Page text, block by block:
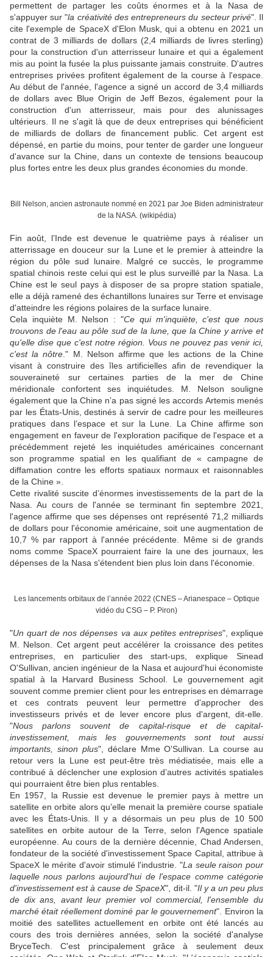
permettent de partager les coûts énormes et à la Nasa de
s'appuyer sur "la créativité des entrepreneurs du secteur privé". Il
cite l'exemple de SpaceX d'Elon Musk, qui a obtenu en 2021 un
contrat de 3 milliards de dollars (2,4 milliards de livres sterling)
pour la construction d'un atterrisseur lunaire et qui a également
mis au point la fusée la plus puissante jamais construite. D'autres
entreprises privées profitent également de la course à l'espace.
Au début de l'année, l'agence a signé un accord de 3,4 milliards
de dollars avec Blue Origin de Jeff Bezos, également pour la
construction d'un atterrisseur, mais pour des alunissages
ultérieurs. Il ne s'agit là que de deux entreprises qui bénéficient
de milliards de dollars de financement public. Cet argent est
dépensé, en partie du moins, pour tenter de garder une longueur
d'avance sur la Chine, dans un contexte de tensions beaucoup
plus fortes entre les deux plus grandes économies du monde.
Bill Nelson, ancien astronaute nommé en 2021 par Joe Biden administrateur
de la NASA. (wikipédia)
Fin août, l’Inde est devenue le quatrième pays à réaliser un
atterrissage en douceur sur la Lune et le premier à atteindre la
région du pôle sud lunaire. Malgré ce succès, le programme
spatial chinois reste celui qui est le plus surveillé par la Nasa. La
Chine est le seul pays à disposer de sa propre station spatiale,
elle a déjà ramené des échantillons lunaires sur Terre et envisage
d'atteindre les régions polaires de la surface lunaire.
Cela inquiète M. Nelson : "Ce qui m'inquiète, c'est que nous
trouvons de l'eau au pôle sud de la lune, que la Chine y arrive et
qu'elle dise que c'est notre région. Vous ne pouvez pas venir ici,
c'est la nôtre ." M. Nelson affirme que les actions de la Chine
visant à construire des îles artificielles afin de revendiquer la
souveraineté sur certaines parties de la mer de Chine
méridionale confortent ses inquiétudes. M. Nelson souligne
également que la Chine n’a pas signé les accords Artemis menés
par les États-Unis, destinés à servir de cadre pour les meilleures
pratiques dans l’espace et sur la Lune. La Chine affirme son
engagement en faveur de l'exploration pacifique de l'espace et a
précédemment rejeté les inquiétudes américaines concernant
son programme spatial en les qualifiant de « campagne de
diffamation contre les efforts spatiaux normaux et raisonnables
de la Chine ».
Cette rivalité suscite d’énormes investissements de la part de la
Nasa. Au cours de l'année se terminant fin septembre 2021,
l'agence affirme que ses dépenses ont représenté 71,2 milliards
de dollars pour l'économie américaine, soit une augmentation de
10,7 % par rapport à l'année précédente. Même si de grands
noms comme SpaceX pourraient faire la une des journaux, les
dépenses de la Nasa s'étendent bien plus loin dans l'économie.
Les lancements orbitaux de l’année 2022 (CNES – Arianespace – Optique
vidéo du CSG – P. Piron)
"Un quart de nos dépenses va aux petites entreprises", explique
M. Nelson. Cet argent peut accélérer la croissance des petites
entreprises, en particulier des start-ups, explique Sinead
O'Sullivan, ancien ingénieur de la Nasa et aujourd'hui économiste
spatial à la Harvard Business School. Le gouvernement agit
souvent comme premier client pour les entreprises en démarrage
et ces contrats peuvent leur permettre d'approcher des
investisseurs privés et de lever encore plus d'argent, dit-elle.
"Nous parlons souvent de capital-risque et de capital-
investissement, mais les gouvernements sont tout aussi
importants, sinon plus", déclare Mme O'Sullivan. La course au
retour vers la Lune est peut-être très médiatisée, mais elle a
contribué à déclencher une explosion d’autres activités spatiales
qui pourraient être bien plus rentables.
En 1957, la Russie est devenue le premier pays à mettre un
satellite en orbite alors qu’elle menait la première course spatiale
avec les États-Unis. Il y a désormais un peu plus de 10 500
satellites en orbite autour de la Terre, selon l'Agence spatiale
européenne. Au cours de la dernière décennie, Chad Andersen,
fondateur de la société d'investissement Space Capital, attribue à
SpaceX le mérite d'avoir stimulé l'industrie. "La seule raison pour
laquelle nous parlons aujourd'hui de l'espace comme catégorie
d'investissement est à cause de SpaceX", dit-il. "Il y a un peu plus
de dix ans, avant leur premier vol commercial, l'ensemble du
marché était réellement dominé par le gouvernement". Environ la
moitié des satellites actuellement en orbite ont été lancés au
cours des trois dernières années, selon la société d'analyse
BryceTech. C'est principalement grâce à seulement deux